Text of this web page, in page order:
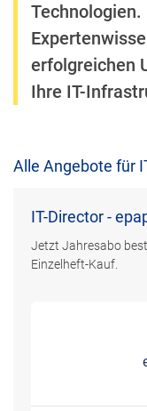
erfolgreichen
Ihre IT-
Alle Angebote für
IT-Director -
Jetzt Jahresabo
Einzelheft-Kauf.